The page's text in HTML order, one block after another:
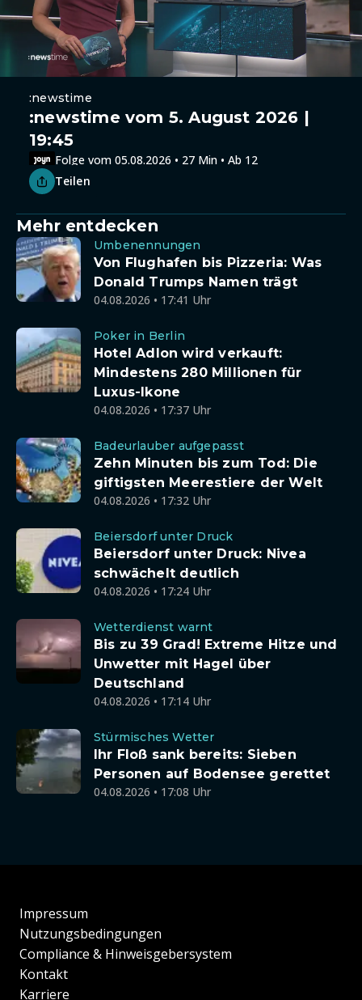
:newstime
:newstime vom 5. August 2026 |
19:45
Folge vom 05.08.2026 • 27 Min • Ab 12
Teilen
Mehr entdecken
Umbenennungen
Von Flughafen bis Pizzeria: Was
Donald Trumps Namen trägt
04.08.2026 • 17:41 Uhr
Poker in Berlin
Hotel Adlon wird verkauft:
Mindestens 280 Millionen für
Luxus-Ikone
04.08.2026 • 17:37 Uhr
Badeurlauber aufgepasst
Zehn Minuten bis zum Tod: Die
giftigsten Meerestiere der Welt
04.08.2026 • 17:32 Uhr
Beiersdorf unter Druck
Beiersdorf unter Druck: Nivea
schwächelt deutlich
04.08.2026 • 17:24 Uhr
Wetterdienst warnt
Bis zu 39 Grad! Extreme Hitze und
Unwetter mit Hagel über
Deutschland
04.08.2026 • 17:14 Uhr
Stürmisches Wetter
Ihr Floß sank bereits: Sieben
Personen auf Bodensee gerettet
04.08.2026 • 17:08 Uhr
Impressum
Nutzungsbedingungen
Compliance & Hinweisgebersystem
Kontakt
Karriere